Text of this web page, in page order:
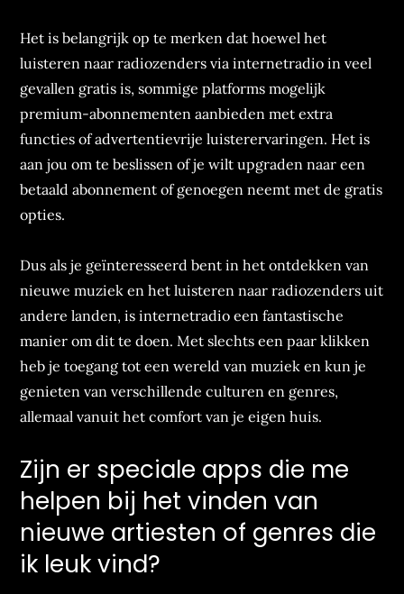
Het is belangrijk op te merken dat hoewel het
luisteren naar radiozenders via internetradio in veel
gevallen gratis is, sommige platforms mogelijk
premium-abonnementen aanbieden met extra
functies of advertentievrije luisterervaringen. Het is
aan jou om te beslissen of je wilt upgraden naar een
betaald abonnement of genoegen neemt met de gratis
opties.
Dus als je geïnteresseerd bent in het ontdekken van
nieuwe muziek en het luisteren naar radiozenders uit
andere landen, is internetradio een fantastische
manier om dit te doen. Met slechts een paar klikken
heb je toegang tot een wereld van muziek en kun je
genieten van verschillende culturen en genres,
allemaal vanuit het comfort van je eigen huis.
Zijn er speciale apps die me
helpen bij het vinden van
nieuwe artiesten of genres die
ik leuk vind?